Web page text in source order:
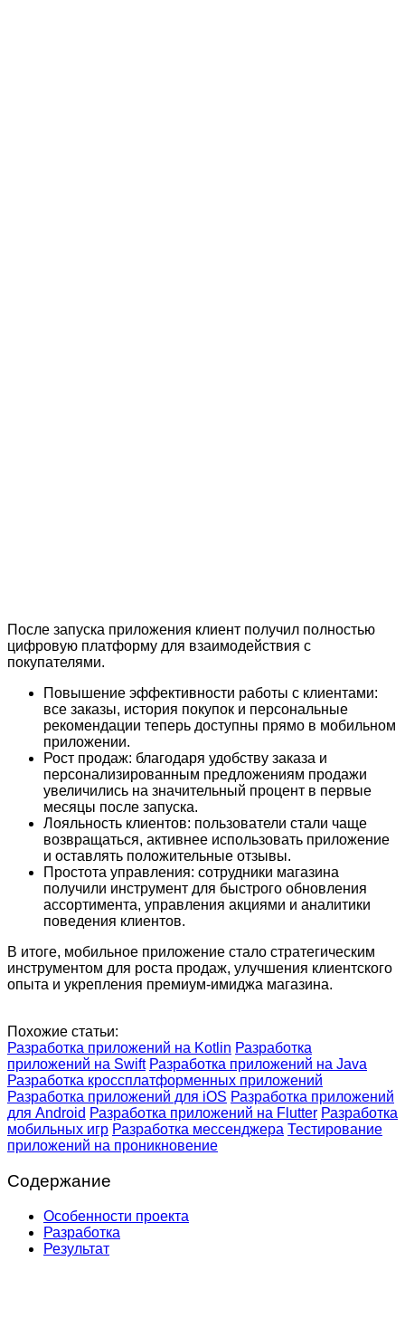
После запуска приложения клиент получил полностью
цифровую платформу для взаимодействия с
покупателями.
Повышение эффективности работы с клиентами:
все заказы, история покупок и персональные
рекомендации теперь доступны прямо в мобильном
приложении.
Рост продаж: благодаря удобству заказа и
персонализированным предложениям продажи
увеличились на значительный процент в первые
месяцы после запуска.
Лояльность клиентов: пользователи стали чаще
возвращаться, активнее использовать приложение
и оставлять положительные отзывы.
Простота управления: сотрудники магазина
получили инструмент для быстрого обновления
ассортимента, управления акциями и аналитики
поведения клиентов.
В итоге, мобильное приложение стало стратегическим
инструментом для роста продаж, улучшения клиентского
опыта и укрепления премиум-имиджа магазина.
Похожие статьи:
Разработка приложений на Kotlin Разработка
приложений на Swift Разработка приложений на Java
Разработка кроссплатформенных приложений
Разработка приложений для iOS Разработка приложений
для Android Разработка приложений на Flutter Разработка
мобильных игр Разработка мессенджера Тестирование
приложений на проникновение
Содержание
Особенности проекта
Разработка
Результат